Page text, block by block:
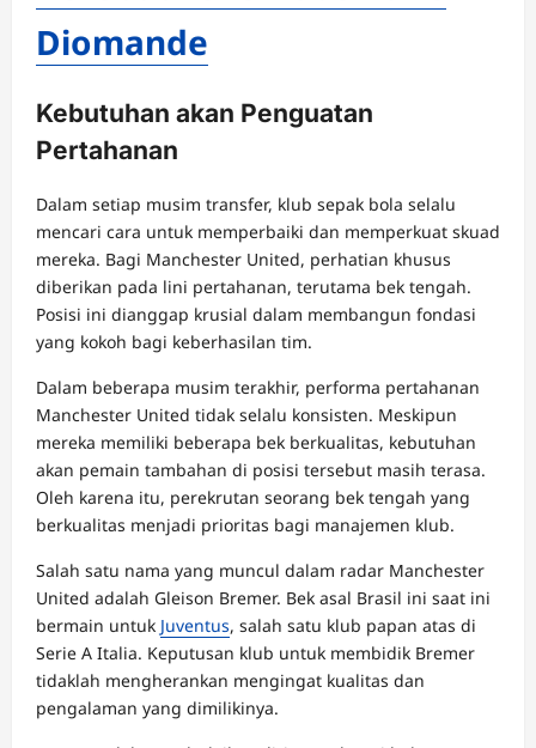
Diomande
Kebutuhan akan Penguatan
Pertahanan
Dalam setiap musim transfer, klub sepak bola selalu
mencari cara untuk memperbaiki dan memperkuat skuad
mereka. Bagi Manchester United, perhatian khusus
diberikan pada lini pertahanan, terutama bek tengah.
Posisi ini dianggap krusial dalam membangun fondasi
yang kokoh bagi keberhasilan tim.
Dalam beberapa musim terakhir, performa pertahanan
Manchester United tidak selalu konsisten. Meskipun
mereka memiliki beberapa bek berkualitas, kebutuhan
akan pemain tambahan di posisi tersebut masih terasa.
Oleh karena itu, perekrutan seorang bek tengah yang
berkualitas menjadi prioritas bagi manajemen klub.
Salah satu nama yang muncul dalam radar Manchester
United adalah Gleison Bremer. Bek asal Brasil ini saat ini
bermain untuk Juventus, salah satu klub papan atas di
Serie A Italia. Keputusan klub untuk membidik Bremer
tidaklah mengherankan mengingat kualitas dan
pengalaman yang dimilikinya.